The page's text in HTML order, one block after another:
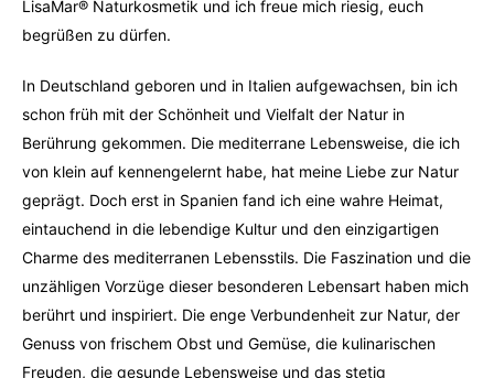
LisaMar® Naturkosmetik und ich freue mich riesig, euch
begrüßen zu dürfen.
In Deutschland geboren und in Italien aufgewachsen, bin ich
schon früh mit der Schönheit und Vielfalt der Natur in
Berührung gekommen. Die mediterrane Lebensweise, die ich
von klein auf kennengelernt habe, hat meine Liebe zur Natur
geprägt. Doch erst in Spanien fand ich eine wahre Heimat,
eintauchend in die lebendige Kultur und den einzigartigen
Charme des mediterranen Lebensstils. Die Faszination und die
unzähligen Vorzüge dieser besonderen Lebensart haben mich
berührt und inspiriert. Die enge Verbundenheit zur Natur, der
Genuss von frischem Obst und Gemüse, die kulinarischen
Freuden, die gesunde Lebensweise und das stetig